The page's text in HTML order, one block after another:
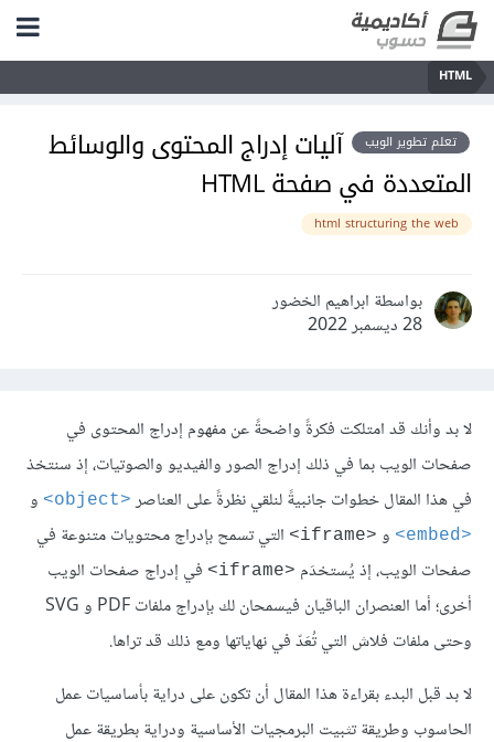
HTML
تعلم تطوير الويب
آليات إدراج المحتوى والوسائط
المتعددة في صفحة HTML
html structuring the web
بواسطة ابراهيم الخضور
28 ديسمبر 2022
لا بد وأنك قد امتلكت فكرةً واضحةً عن مفهوم إدراج المحتوى في
صفحات الويب بما في ذلك إدراج الصور والفيديو والصوتيات، إذ سنتخذ
في هذا المقال خطوات جانبيةً لنلقي نظرةً على العناصر <object> و
<embed> و <iframe>
التي تسمح بإدراج محتويات متنوعة في
صفحات الويب، إذ يُستخدَم <iframe>
في إدراج صفحات الويب
أخرى؛ أما العنصران الباقيان فيسمحان لك بإدراج ملفات PDF و SVG
وحتى ملفات فلاش التي تُعَدّ في نهاياتها ومع ذلك قد تراها.
لا بد قبل البدء بقراءة هذا المقال أن تكون على دراية بأساسيات عمل
الحاسوب وطريقة تثبيت البرمجيات الأساسية ودراية بطريقة عمل